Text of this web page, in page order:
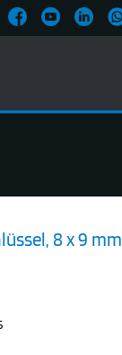
8 x 9 mm